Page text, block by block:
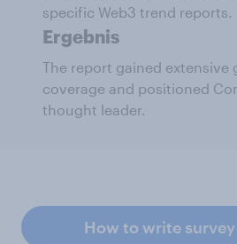
specific Web3 trend reports.
Ergebnis
The report gained extensive
coverage and positioned
thought leader.
How to write